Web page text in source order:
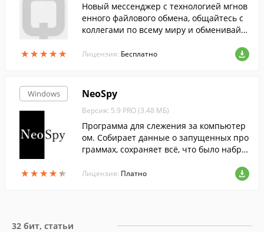
★★★★★
★★★★★
Новый мессенджер с технологией мгнов
енного файлового обмена, общайтесь с
коллегами по всему миру и обменивайт
иа огромных размеров!
Лицензия: Бесплатно
Windows
★★★★★
★★★★★
NeoSpy
Версия: 5.9 PRO (3.48 МБ)
Программа для слежения за компьютер
ом. Собирает данные о запущенных про
граммах, сохраняет всё, что было набра
а, перехватывает сообщения и пароли,
Лицензия: Платно
32 бит, статьи